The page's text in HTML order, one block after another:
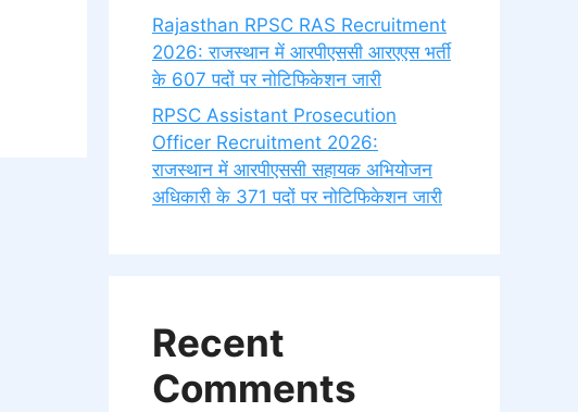
Rajasthan RPSC RAS Recruitment
2026: राजस्थान में आरपीएससी आरएएस भर्ती
के 607 पदों पर नोटिफिकेशन जारी
RPSC Assistant Prosecution
Officer Recruitment 2026:
राजस्थान में आरपीएससी सहायक अभियोजन
अधिकारी के 371 पदों पर नोटिफिकेशन जारी
Recent
Comments